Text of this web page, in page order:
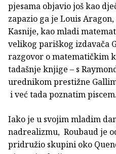
pjesama objavio još kao
zapazio ga je Louis
Kasnije, kao mladi
velikog pariškog izdavača
razgovor o matematičkim
tadašnje knjige – s
urednikom prestižne
i već tada poznatim piscem.
Iako je u svojim mladim
nadrealizmu, Roubaud je
pridružio skupini oko